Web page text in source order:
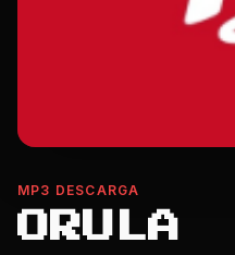
MP3 DESCARGA
ORULA